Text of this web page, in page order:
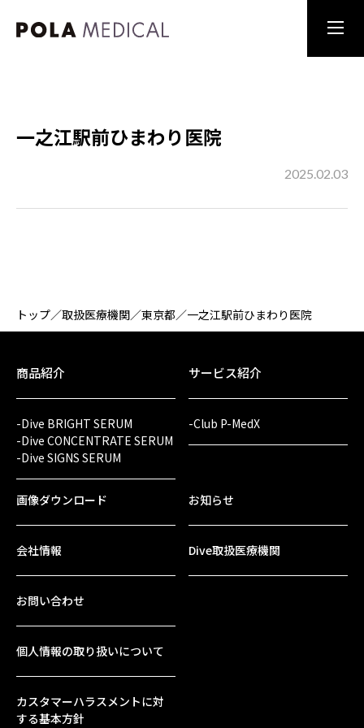
一之江駅前ひまわり医院
2025.02.03
トップ／取扱医療機関／東京都／一之江駅前ひまわり医院
商品紹介
-Dive BRIGHT SERUM
-Dive CONCENTRATE SERUM
-Dive SIGNS SERUM
サービス紹介
-Club P-MedX
画像ダウンロード
会社情報
お知らせ
Dive取扱医療機関
お問い合わせ
個人情報の取り扱いについて
カスタマーハラスメントに対
する基本方針